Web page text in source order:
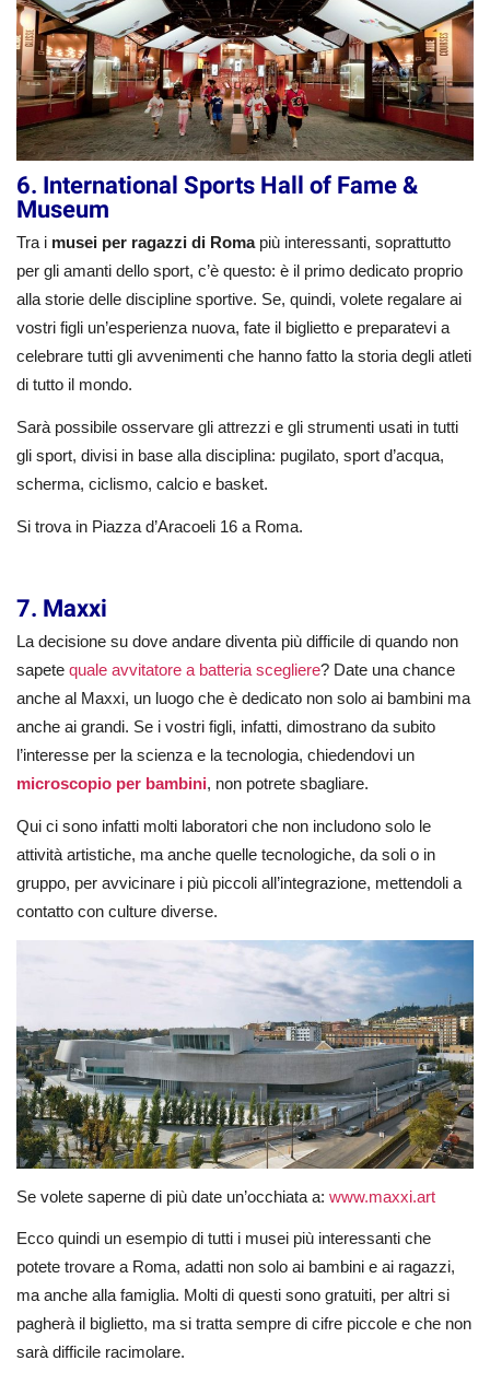
6. International Sports Hall of Fame &
Museum
Tra i musei per ragazzi di Romapiù interessanti, soprattutto
per gli amanti dello sport, c’è questo: è il primo dedicato proprio
alla storie delle discipline sportive. Se, quindi, volete regalare ai
vostri figli un’esperienza nuova, fate il biglietto e preparatevi a
celebrare tutti gli avvenimenti che hanno fatto la storia degli atleti
di tutto il mondo.
Sarà possibile osservare gli attrezzi e gli strumenti usati in tutti
gli sport, divisi in base alla disciplina: pugilato, sport d’acqua,
scherma, ciclismo, calcio e basket.
Si trova in Piazza d’Aracoeli 16 a Roma.
7. Maxxi
La decisione su dove andare diventa più difficile di quando non
sapete quale avvitatore a batteria scegliere? Date una chance
anche al Maxxi, un luogo che è dedicato non solo ai bambini ma
anche ai grandi. Se i vostri figli, infatti, dimostrano da subito
l’interesse per la scienza e la tecnologia, chiedendovi un
microscopio per bambini, non potrete sbagliare.
Qui ci sono infatti molti laboratori che non includono solo le
attività artistiche, ma anche quelle tecnologiche, da soli o in
gruppo, per avvicinare i più piccoli all’integrazione, mettendoli a
contatto con culture diverse.
Se volete saperne di più date un’occhiata a: www.maxxi.art
Ecco quindi un esempio di tutti i musei più interessanti che
potete trovare a Roma, adatti non solo ai bambini e ai ragazzi,
ma anche alla famiglia. Molti di questi sono gratuiti, per altri si
pagherà il biglietto, ma si tratta sempre di cifre piccole e che non
sarà difficile racimolare.